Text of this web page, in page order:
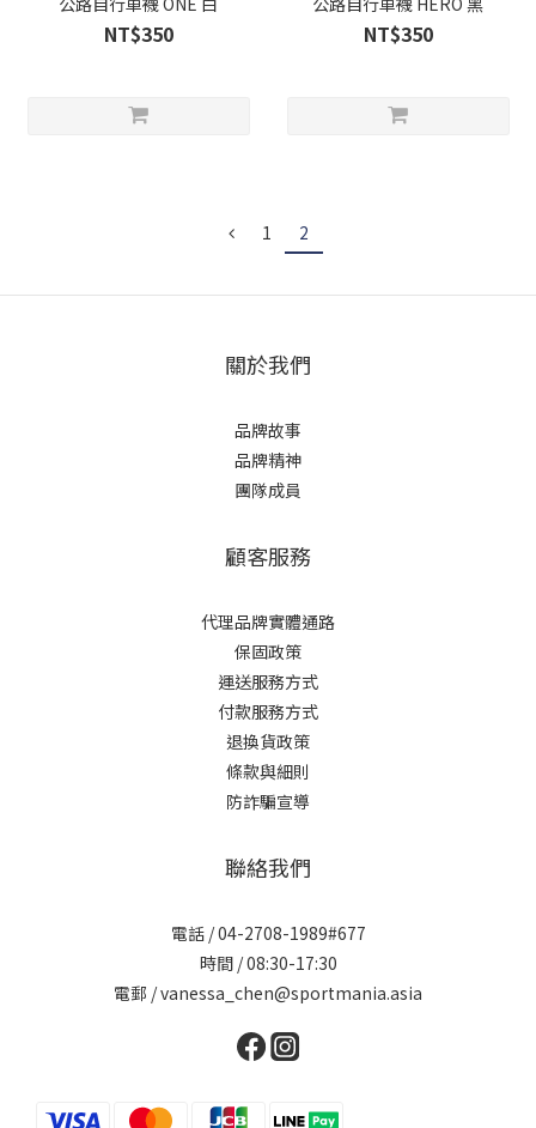
NT$350 NT$350
1 2
關於我們
品牌故事
品牌精神
團隊成員
顧客服務
代理品牌實體通路
保固政策
運送服務方式
付款服務方式
退換貨政策
條款與細則
防詐騙宣導
聯絡我們
電話 / 04-2708-1989#677
時間 / 08:30-17:30
電郵 / vanessa_chen@sportmania.asia